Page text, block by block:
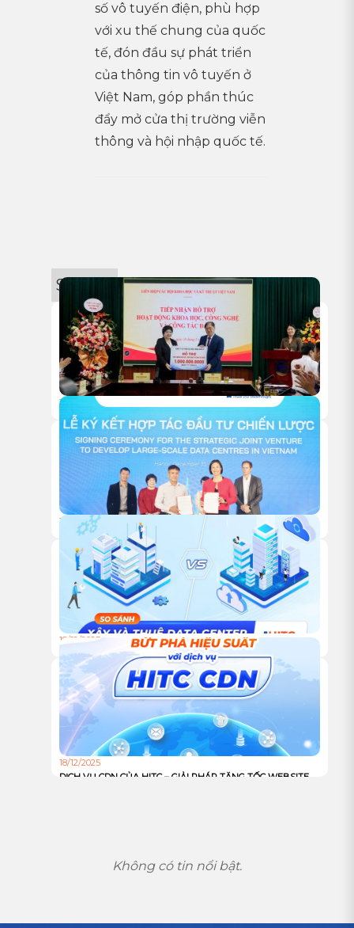
số vô tuyến điện, phù hợp
với xu thế chung của quốc
tế, đón đầu sự phát triển
của thông tin vô tuyến ở
Việt Nam, góp phần thúc
đẩy mở cửa thị trường viễn
thông và hội nhập quốc tế.
Sự kiện
18/05/2026
HITC TRAO TẶNG 1 TỶ ĐỒNG HỖ TRỢ HOẠT ĐỘNG NGHIÊN
CỨU KHOA HỌC CỦA VUSTA
18/12/2025
HỘI NGHỊ KHÁCH HÀNG HITC 2025 – VỮNG BƯỚC ĐỒNG
HÀNH, VƯƠN XA CÙNG HẠ TẦNG XANH
18/12/2025
TỰ XÂY HAY THUÊ TRUNG TÂM DỮ LIỆU: ĐÂU LÀ LỰA
CHỌN TỐI ƯU CHO DOANH NGHIỆP?
18/12/2025
DỊCH VỤ CDN CỦA HITC – GIẢI PHÁP TĂNG TỐC WEBSITE
Không có tin nổi bật.